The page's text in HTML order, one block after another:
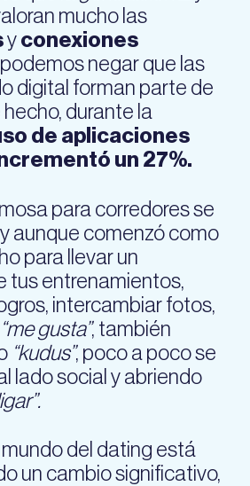
mucho las
y conexiones
negar que las
digital forman parte de
hecho, durante la
de aplicaciones
un 27%.
para corredores se
y aunque comenzó como
para llevar un
tus entrenamientos,
intercambiar fotos,
“me gusta”, también
“kudus”, poco a poco se
lado social y abriendo
mundo del dating está
un cambio significativo,